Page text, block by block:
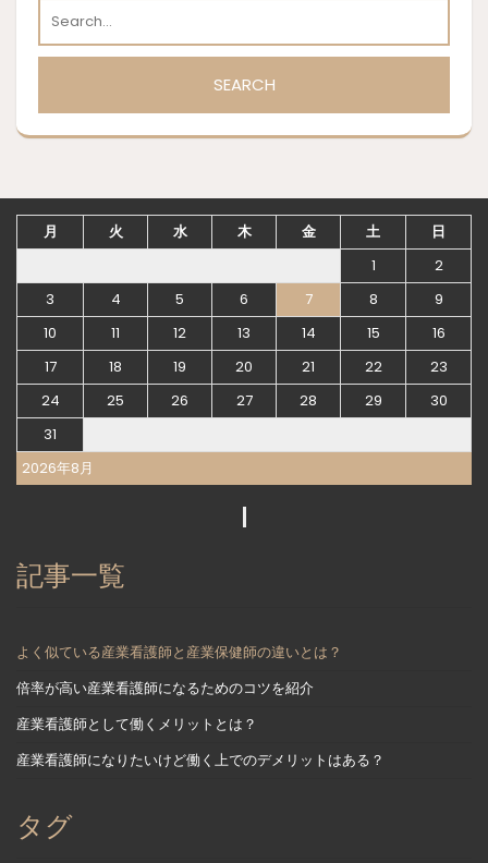
2026年8月
月 火 水 木 金 土
日
1
2
3
4 5 6 7 8
9
10
11 12 13 14 15
16
17
18 19 20 21 22
23
24
25 26 27 28 29
30
31
記事一覧
よく似ている産業看護師と産業保健師の違いとは？
倍率が高い産業看護師になるためのコツを紹介
産業看護師として働くメリットとは？
産業看護師になりたいけど働く上でのデメリットはある？
タグ